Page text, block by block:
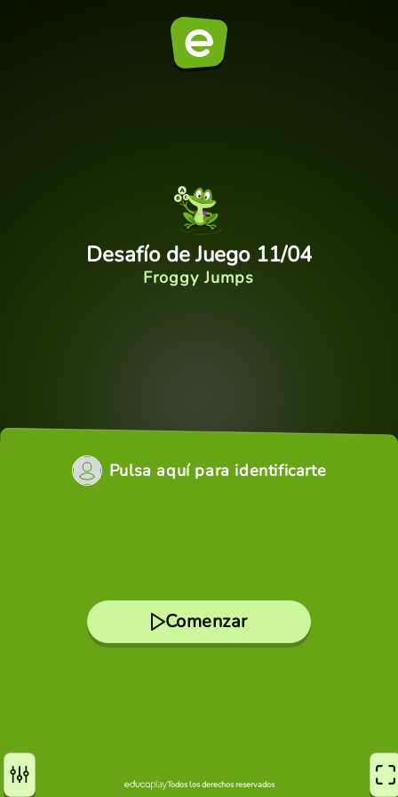
Desafío de Juego 11/04
Froggy Jumps
Pulsa aquí para identificarte
Comenzar
Todos los derechos reservados